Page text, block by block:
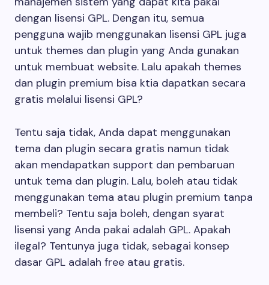
dengan lisensi GPL. Dengan itu, semua
pengguna wajib menggunakan lisensi GPL juga
untuk themes dan plugin yang Anda gunakan
untuk membuat website. Lalu apakah themes
dan plugin premium bisa ktia dapatkan secara
gratis melalui lisensi GPL?
Tentu saja tidak, Anda dapat menggunakan
tema dan plugin secara gratis namun tidak
akan mendapatkan support dan pembaruan
untuk tema dan plugin. Lalu, boleh atau tidak
menggunakan tema atau plugin premium tanpa
membeli? Tentu saja boleh, dengan syarat
lisensi yang Anda pakai adalah GPL. Apakah
ilegal? Tentunya juga tidak, sebagai konsep
dasar GPL adalah free atau gratis.